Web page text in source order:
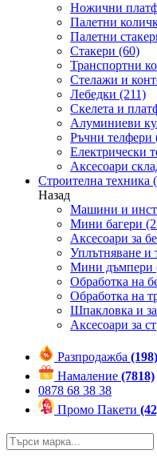
Ножични
Палетни
Палетни
Стакери (60)
Транспортни
Стелажи и
Лебедки (211)
Скелета и
Алуминиеви
Ръчни телфери
Електрически
Аксесоари
Строителна техника
Назад
Машини и
Мини багери
Аксесоари за
Уплътняване и
Мини дъмпери
Обработка на
Обработка на
Шпакловка и
Аксесоари за
Разпродажба (198)
Намаление (7818)
0878 68 38 38
Промо Пакети